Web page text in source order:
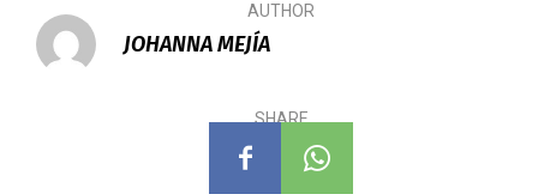
AUTHOR
JOHANNA MEJÍA
SHARE